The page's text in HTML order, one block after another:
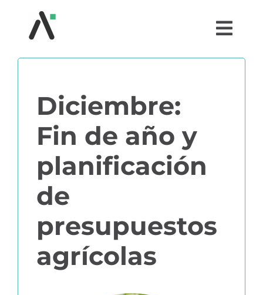
¿QUÉ ES AGRI?
MÓDULOS
TESTIMONIOS
PRECIOS
PARTNERS
COMUNIDAD AGRI
Diciembre:
Fin de año y
planificación
de
presupuestos
agrícolas